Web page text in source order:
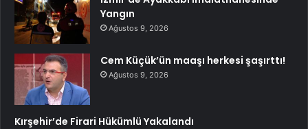
Yangın
Ağustos 9, 2026
Cem Küçük’ün maaşı herkesi şaşırttı!
Ağustos 9, 2026
Kırşehir’de Firari Hükümlü Yakalandı